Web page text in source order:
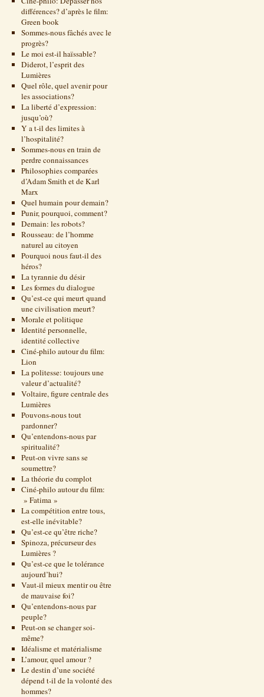
différences? d’après le film:
Green book
Sommes-nous fâchés avec le
progrès?
Le moi est-il haïssable?
Diderot, l’esprit des
Lumières
Quel rôle, quel avenir pour
les associations?
La liberté d’expression:
jusqu’où?
Y a t-il des limites à
l’hospitalité?
Sommes-nous en train de
perdre connaissances
Philosophies comparées
d’Adam Smith et de Karl
Marx
Quel humain pour demain?
Punir, pourquoi, comment?
Demain: les robots?
Rousseau: de l’homme
naturel au citoyen
Pourquoi nous faut-il des
héros?
La tyrannie du désir
Les formes du dialogue
Qu’est-ce qui meurt quand
une civilisation meurt?
Morale et politique
Identité personnelle,
identité collective
Ciné-philo autour du film:
Lion
La politesse: toujours une
valeur d’actualité?
Voltaire, figure centrale des
Lumières
Pouvons-nous tout
pardonner?
Qu’entendons-nous par
spiritualité?
Peut-on vivre sans se
soumettre?
La théorie du complot
Ciné-philo autour du film:
» Fatima »
La compétition entre tous,
est-elle inévitable?
Qu’est-ce qu’être riche?
Spinoza, précurseur des
Lumières ?
Qu’est-ce que le tolérance
aujourd’hui?
Vaut-il mieux mentir ou être
de mauvaise foi?
Qu’entendons-nous par
peuple?
Peut-on se changer soi-
même?
Idéalisme et matérialisme
L’amour, quel amour ?
Le destin d’une société
dépend t-il de la volonté des
hommes?